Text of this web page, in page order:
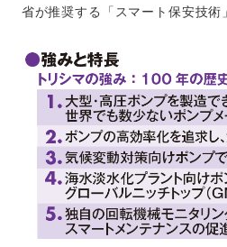
省が推奨する「スマート保安技術